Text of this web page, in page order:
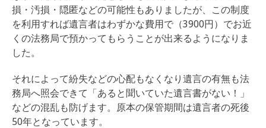
損・汚損・隠匿などの可能性もありましたが、この制度
を利用すれば遺言者はわずかな費用で（3900円）でお近
くの法務局で預かってもらうことが出来るようになりま
した。
それによって紛失などの心配もなくなり遺言の有無も法
務局へ照会できて「あると聞いていた遺言書がない！」
などの混乱も防げます。原本の保管期間は遺言者の死後
50年となっています。